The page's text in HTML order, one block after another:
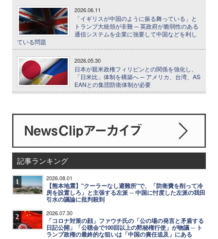
2026.06.11
「イギリスが中国のように振る舞っている」と
トランプ大統領が非難 ─ 英政府が脆弱性のある
通信システムを企業に強要して中国などを利し
ている問題
2026.05.30
日本が親米政権フィリピンとの関係を強化し、
「日米比」体制を構築へ ─ アメリカ、台湾、AS
EANとの集団防衛体制が必要
記事ランキング
1 2026.08.01
【熊本地震】"クーラーなし避難所"で、「防衛費を削って冷
房を設置しろ」と主張する左派 ─ 中国に忖度した左派の我田
引水の議論に批判殺到
2 2026.07.30
「コロナ対策の顔」ファウチ氏の「公の場の発言と矛盾する
日記公開」「公聴会で100回以上の黙秘権行使」が物議 ─ ト
ランプ政権の最終的な狙いは「中国の責任追及」にある